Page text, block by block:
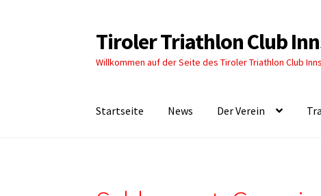
Zur
Navigation
springen
Zum
Inhalt
springen
Tiroler Triathlon Club
Willkommen auf der Seite des Tiroler Triathlon Club
Startseite News Der Verein